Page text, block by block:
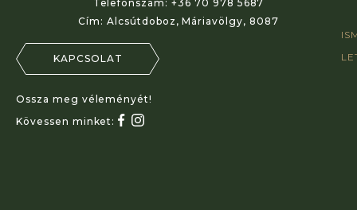
Telefonszám:+36 70 978 5687
Cím: Alcsútdoboz, Máriavölgy, 8087
KAPCSOLAT
Ossza meg véleményét!
Kövessen minket: